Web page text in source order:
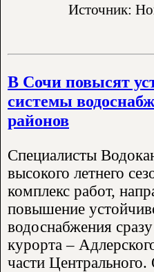
Источник:
В Сочи повысят
системы
районов
Специалисты
высокого летнего
комплекс работ,
повышение
водоснабжения
курорта –
части